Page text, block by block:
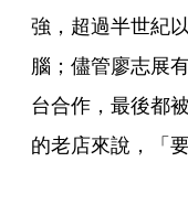
強，超過半世紀
腦；儘管廖志展
台合作，最後都
的老店來說，「